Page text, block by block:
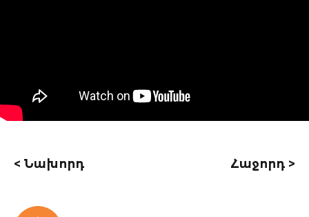
< Նախորդ Հաջորդ >